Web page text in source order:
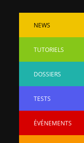
NEWS
TUTORIELS
DOSSIERS
TESTS
ÉVÉNEMENTS